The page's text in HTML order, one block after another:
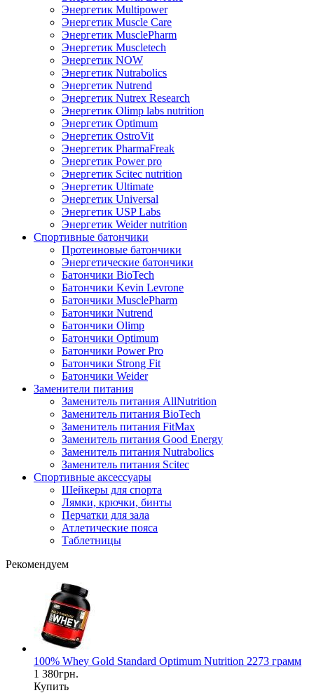
Энергетик Multipower
Энергетик Muscle Care
Энергетик MusclePharm
Энергетик Muscletech
Энергетик NOW
Энергетик Nutrabolics
Энергетик Nutrend
Энергетик Nutrex Research
Энергетик Olimp labs nutrition
Энергетик Optimum
Энергетик OstroVit
Энергетик PharmaFreak
Энергетик Power pro
Энергетик Scitec nutrition
Энергетик Ultimate
Энергетик Universal
Энергетик USP Labs
Энергетик Weider nutrition
Спортивные батончики
Протеиновые батончики
Энергетические батончики
Батончики BioTech
Батончики Kevin Levrone
Батончики MusclePharm
Батончики Nutrend
Батончики Olimp
Батончики Optimum
Батончики Power Pro
Батончики Strong Fit
Батончики Weider
Заменители питания
Заменитель питания AllNutrition
Заменитель питания BioTech
Заменитель питания FitMax
Заменитель питания Good Energy
Заменитель питания Nutrabolics
Заменитель питания Scitec
Спортивные аксессуары
Шейкеры для спорта
Лямки, крючки, бинты
Перчатки для зала
Атлетические пояса
Таблетницы
Рекомендуем
100% Whey Gold Standard Optimum Nutrition 2273 грамм
1 380грн.
Купить